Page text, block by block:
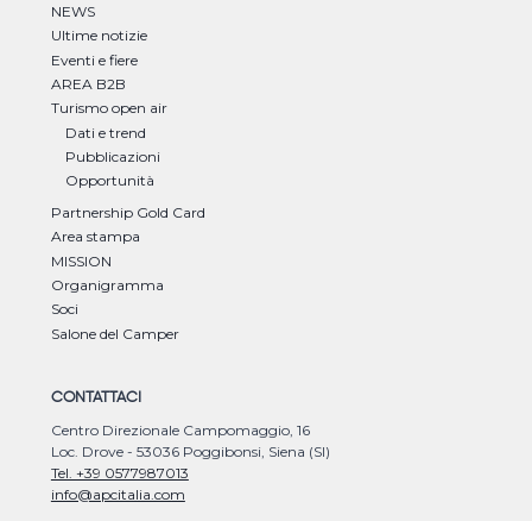
NEWS
Ultime notizie
Eventi e fiere
AREA B2B
Turismo open air
Dati e trend
Pubblicazioni
Opportunità
Partnership Gold Card
Area stampa
MISSION
Organigramma
Soci
Salone del Camper
CONTATTACI
Centro Direzionale Campomaggio, 16
Loc. Drove - 53036 Poggibonsi, Siena (SI)
Tel. +39 0577987013
info@apcitalia.com